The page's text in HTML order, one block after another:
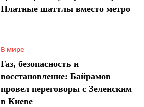
Платные шаттлы вместо метро
В мире
Газ, безопасность и
восстановление: Байрамов
провел переговоры с Зеленским
в Киеве